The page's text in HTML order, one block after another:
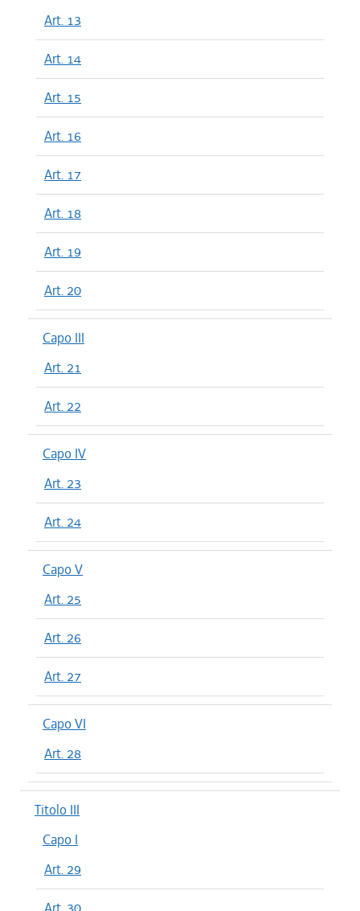
Art. 13
Art. 14
Art. 15
Art. 16
Art. 17
Art. 18
Art. 19
Art. 20
Capo III
Art. 21
Art. 22
Capo IV
Art. 23
Art. 24
Capo V
Art. 25
Art. 26
Art. 27
Capo VI
Art. 28
Titolo III
Capo I
Art. 29